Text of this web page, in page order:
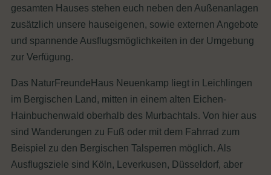
gesamten Hauses stehen euch neben den Außenanlagen
zusätzlich unsere hauseigenen, sowie externen Angebote
und spannende Ausflugsmöglichkeiten in der Umgebung
zur Verfügung.
Das NaturFreundeHaus Neuenkamp liegt in Leichlingen
im Bergischen Land, mitten in einem alten Eichen-
Hainbuchenwald oberhalb des Murbachtals. Von hier aus
sind Wanderungen zu Fuß oder mit dem Fahrrad zum
Beispiel zu den Bergischen Talsperren möglich. Als
Ausflugsziele sind Köln, Leverkusen, Düsseldorf, aber